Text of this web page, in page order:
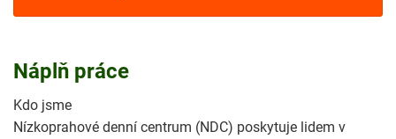
Náplň práce
Kdo jsme
Nízkoprahové denní centrum (NDC) poskytuje lidem v